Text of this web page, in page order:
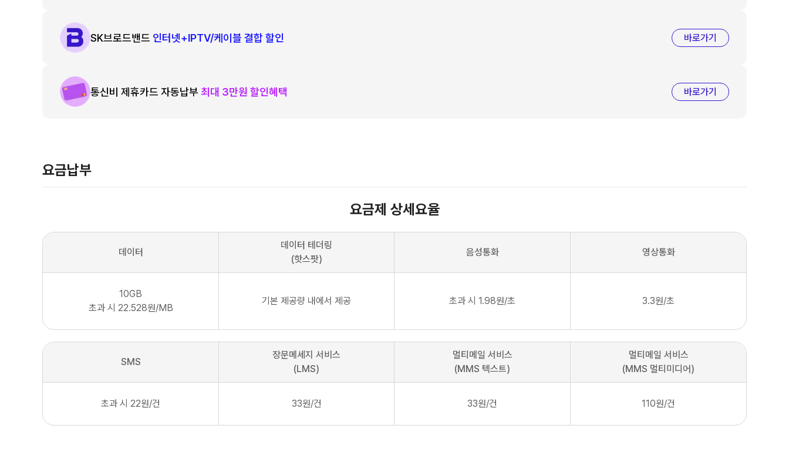
SK브로드밴드 인터넷+IPTV/케이블 결합 할인 바로가기
통신비 제휴카드 자동납부 최대 3만원 할인혜택 바로가기
요금납부
요금제 상세요율
데이터
데이터 테더링
(핫스팟)
음성통화 영상통화
10GB
초과 시 22.528원/MB
기본 제공량 내에서 제공 초과 시 1.98원/초 3.3원/초
SMS
장문메세지 서비스
(LMS)
멀티메일 서비스
(MMS 텍스트)
멀티메일 서비스
(MMS 멀티미디어)
초과 시 22원/건 33원/건 33원/건 110원/건